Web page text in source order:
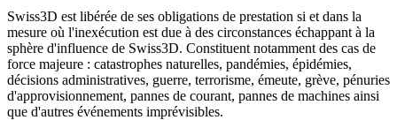
Swiss3D est libérée de ses obligations de prestation si et dans la
mesure où l'inexécution est due à des circonstances échappant à la
sphère d'influence de Swiss3D. Constituent notamment des cas de
force majeure : catastrophes naturelles, pandémies, épidémies,
décisions administratives, guerre, terrorisme, émeute, grève, pénuries
d'approvisionnement, pannes de courant, pannes de machines ainsi
que d'autres événements imprévisibles.